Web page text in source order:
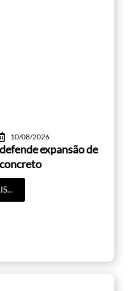
10/08/2026
expansão de